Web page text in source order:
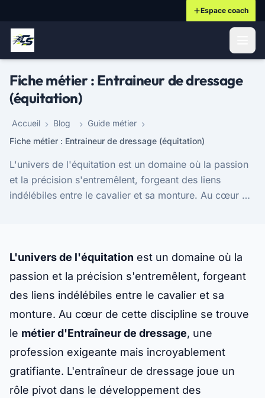
Espace coach
Fiche métier : Entraineur de dressage
(équitation)
Accueil Blog
Guide métier
Fiche métier : Entraineur de dressage (équitation)
L'univers de l'équitation est un domaine où la passion
et la précision s'entremêlent, forgeant des liens
indélébiles entre le cavalier et sa monture. Au cœur de
L'univers de l'équitation est un domaine où la
passion et la précision s'entremêlent, forgeant
des liens indélébiles entre le cavalier et sa
monture. Au cœur de cette discipline se trouve
le métier d'Entraîneur de dressage, une
profession exigeante mais incroyablement
gratifiante. L'entraîneur de dressage joue un
rôle pivot dans le développement des